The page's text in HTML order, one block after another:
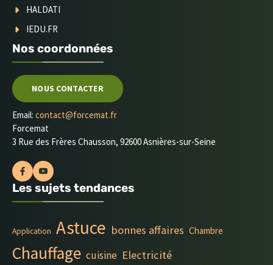
HALDATI
IEDU.FR
Nos coordonnées
NOUS CONTACTER
Email: contact@forcemat.fr
Forcemat
3 Rue des Frères Chausson, 92600 Asnières-sur-Seine
Les sujets tendances
Application Astuce bonnes affaires Chambre
Chauffage cuisine Electricité